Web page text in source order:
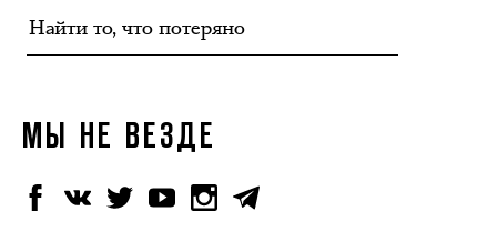
МЫ НЕ ВЕЗДЕ